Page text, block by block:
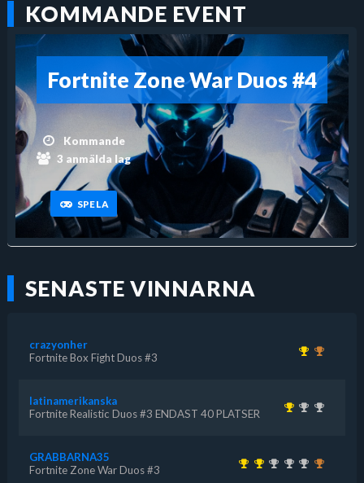
KOMMANDE EVENT
Fortnite Zone War Duos #4
Kommande
3 anmälda lag
SPELA
SENASTE VINNARNA
crazyonher
Fortnite Box Fight Duos #3
latinamerikanska
Fortnite Realistic Duos #3 ENDAST 40 PLATSER
GRABBARNA35
Fortnite Zone War Duos #3